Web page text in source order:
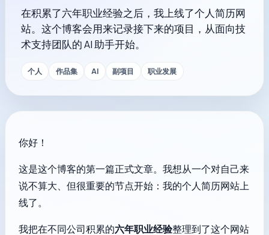
在积累了六年职业经验之后，我上线了个人简历网
站。这个博客会用来记录接下来的项目，从面向技
术支持团队的 AI 助手开始。
个人 作品集 AI 副项目 职业发展
你好！
这是这个博客的第一篇正式文章。我想从一个对自己来
说不算大、但很重要的节点开始：我的个人简历网站上
线了。
我把在不同公司积累的六年职业经验整理到了这个网站